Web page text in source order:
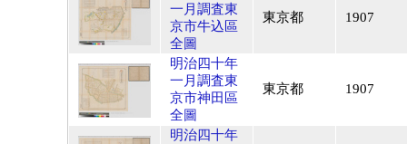
一月調査東
京市牛込區
全圖
東京都 1907
明治四十年
一月調査東
京市神田區
全圖
東京都 1907
明治四十年